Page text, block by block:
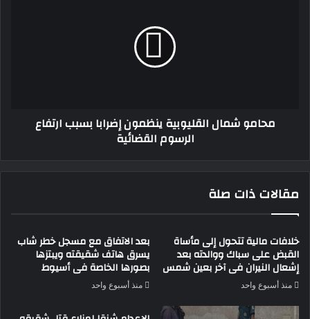
محامو شمال القليوبية ينظمون إضرابا بسبب ارتفاع
الرسوم القضائية
مقالات ذات صلة
خلافات مالية تتحول إلى مأساة
القبض على سباك ووالدته بعد
إشعال النيران فى آخر بعين شمس
منذ أسبوع واحد
بعد الاتفاق مع مسجل خطر شاب
يسرق هاتف شقيقته ويبتزها
بصورها الخاصة فى أسيوط
منذ أسبوع واحد